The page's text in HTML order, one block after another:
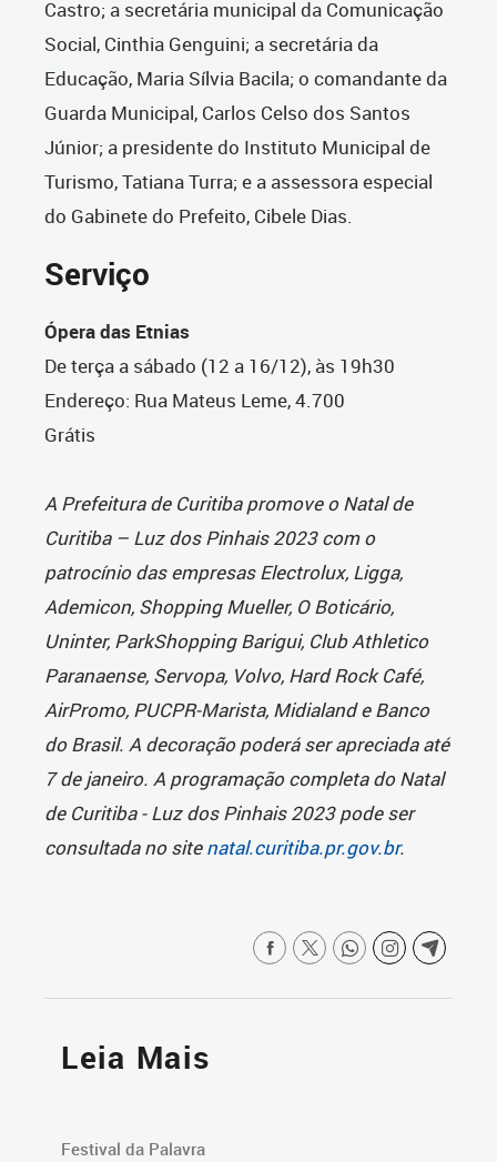
Castro; a secretária municipal da Comunicação
Social, Cinthia Genguini; a secretária da
Educação, Maria Sílvia Bacila; o comandante da
Guarda Municipal, Carlos Celso dos Santos
Júnior; a presidente do Instituto Municipal de
Turismo, Tatiana Turra; e a assessora especial
do Gabinete do Prefeito, Cibele Dias.
Serviço
Ópera das Etnias
De terça a sábado (12 a 16/12), às 19h30
Endereço: Rua Mateus Leme, 4.700
Grátis
A Prefeitura de Curitiba promove o Natal de
Curitiba – Luz dos Pinhais 2023 com o
patrocínio das empresas Electrolux, Ligga,
Ademicon, Shopping Mueller, O Boticário,
Uninter, ParkShopping Barigui, Club Athletico
Paranaense, Servopa, Volvo, Hard Rock Café,
AirPromo, PUCPR-Marista, Midialand e Banco
do Brasil. A decoração poderá ser apreciada até
7 de janeiro. A programação completa do Natal
de Curitiba - Luz dos Pinhais 2023 pode ser
consultada no sitenatal.curitiba.pr.gov.br.
Leia Mais
Festival da Palavra